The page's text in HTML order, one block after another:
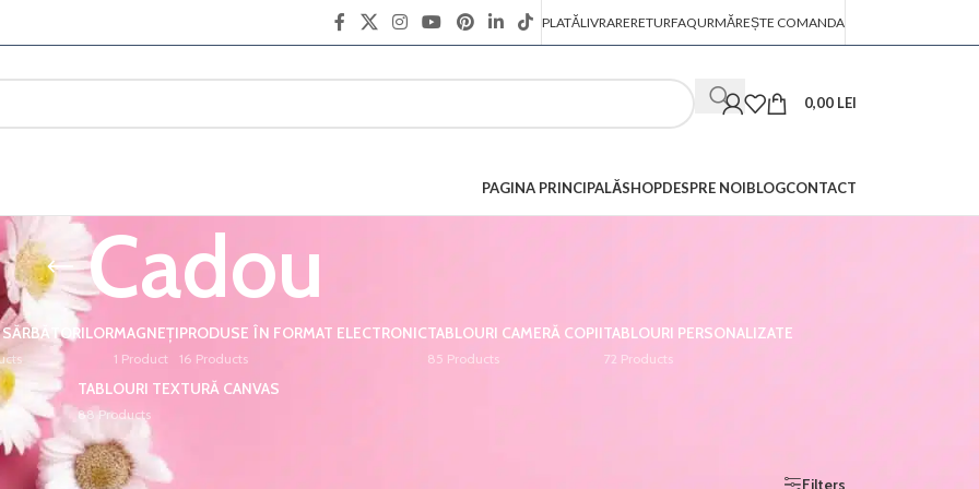
PLATĂLIVRARERETURFAQURMĂREȘTE COMANDA
0,00 LEI
PAGINA PRINCIPALĂSHOPDESPRE NOIBLOGCONTACT
Cadou
MAGNEȚI
1 Product
PRODUSE ÎN FORMAT ELECTRONIC
16 Products
TABLOURI CAMERĂ COPII
85 Products
TABLOURI PERSONALIZATE
72 Products
TABLOURI TEXTURĂ CANVAS
88 Products
Filters